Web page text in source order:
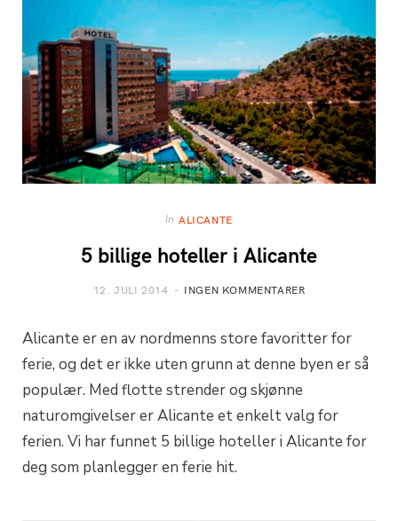
In ALICANTE
5 billige hoteller i Alicante
12. JULI 2014 INGEN KOMMENTARER
Alicante er en av nordmenns store favoritter for
ferie, og det er ikke uten grunn at denne byen er så
populær. Med flotte strender og skjønne
naturomgivelser er Alicante et enkelt valg for
ferien. Vi har funnet 5 billige hoteller i Alicante for
deg som planlegger en ferie hit.